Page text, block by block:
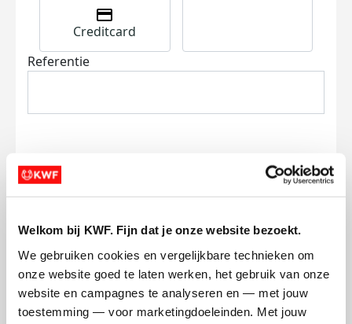
Welkom bij KWF. Fijn dat je onze website bezoekt.
We gebruiken cookies en vergelijkbare technieken om
onze website goed te laten werken, het gebruik van onze
website en campagnes te analyseren en — met jouw
toestemming — voor marketingdoeleinden. Met jouw
Creditcard
Referentie
en betaal €0.75 extra.
Doneer nu